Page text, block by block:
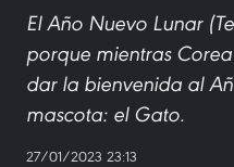
El Año Nuevo Lunar
porque mientras
dar la bienvenida al
mascota: el Gato.
27/01/2023 23:13